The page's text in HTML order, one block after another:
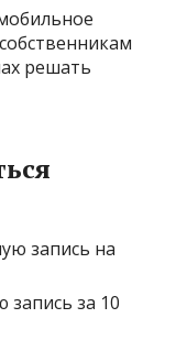
решать
запись на
за 10